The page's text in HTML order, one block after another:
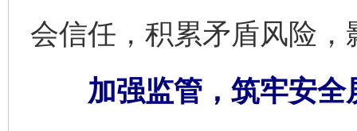
会信任，积累矛盾风险，
加强监管，筑牢安全